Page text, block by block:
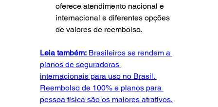
oferece atendimento nacional e
internacional e diferentes opções
de valores de reembolso.
Leia também: Brasileiros se rendem a
planos de seguradoras
internacionais para uso no Brasil.
Reembolso de 100% e planos para
pessoa física são os maiores atrativos.